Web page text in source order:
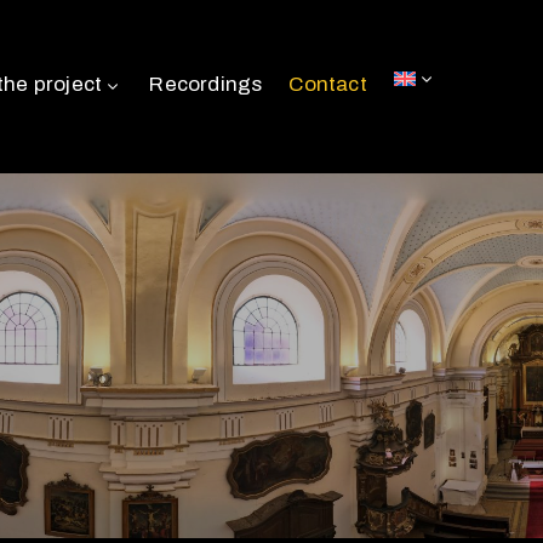
project Recordings Contact